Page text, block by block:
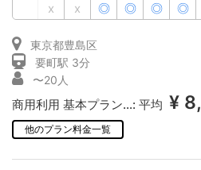
x x ◎ ◎ ◎ ◎
東京都豊島区
要町駅 3分
〜20人
商用利用 基本プラン...: 平均 ¥
他のプラン料金一覧